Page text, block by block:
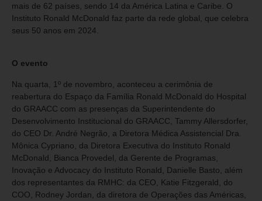
mais de 62 países, sendo 14 da América Latina e Caribe. O
Instituto Ronald McDonald faz parte da rede global, que celebra
seus 50 anos em 2024.
O evento
Na quarta, 1º de novembro, aconteceu a cerimônia de
reabertura do Espaço da Família Ronald McDonald do Hospital
do GRAACC com as presenças da Superintendente do
Desenvolvimento Institucional do GRAACC, Tammy Allersdorfer,
do CEO Dr. André Negrão, a Diretora Médica Assistencial Dra.
Mônica Cypriano, da Diretora Executiva do Instituto Ronald
McDonald, Bianca Provedel, da Gerente de Programas,
Inovação e Advocacy do Instituto Ronald, Danielle Basto, além
dos representantes da RMHC: da CEO, Katie Fitzgerald, do
COO, Rodney Jordan, da diretora de Operações das Américas,